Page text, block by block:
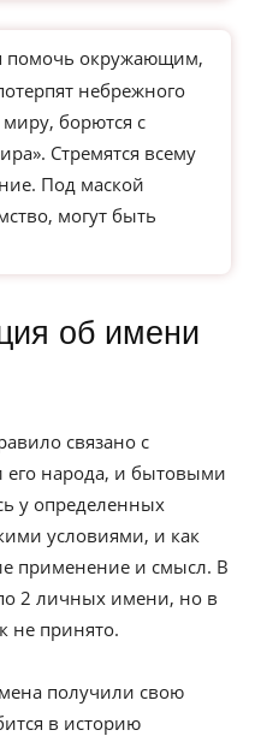
помочь окружающим,
небрежного
борются с
Стремятся всему
Под маской
могут быть
об имени
связано с
его народа, и бытовыми
у определенных
условиями, и как
применение и смысл. В
2 личных имени, но в
не принято.
получили свою
в историю